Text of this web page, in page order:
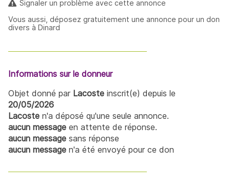
Signaler un problème avec cette annonce
Vous aussi, déposez gratuitement une annonce pour un don
divers à Dinard
Informations sur le donneur
Objet donné par Lacoste inscrit(e) depuis le
20/05/2026
Lacoste n'a déposé qu'une seule annonce.
aucun message en attente de réponse.
aucun message sans réponse
aucun message n'a été envoyé pour ce don